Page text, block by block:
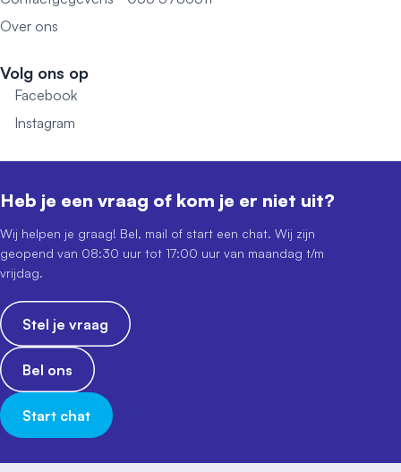
Over ons
Volg ons op
Facebook
Instagram
Heb je een vraag of kom je er niet uit?
Wij helpen je graag! Bel, mail of start een chat. Wij zijn
geopend van 08:30 uur tot 17:00 uur van maandag t/m
vrijdag.
Stel je vraag
Bel ons
Start chat